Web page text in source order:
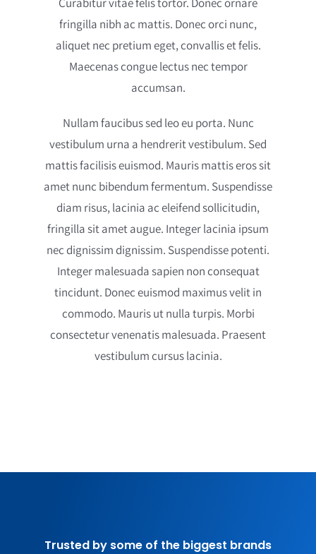
fringilla nibh ac mattis. Donec orci nunc,
aliquet nec pretium eget, convallis et felis.
Maecenas congue lectus nec tempor
accumsan.
Nullam faucibus sed leo eu porta. Nunc
vestibulum urna a hendrerit vestibulum. Sed
mattis facilisis euismod. Mauris mattis eros sit
amet nunc bibendum fermentum. Suspendisse
diam risus, lacinia ac eleifend sollicitudin,
fringilla sit amet augue. Integer lacinia ipsum
nec dignissim dignissim. Suspendisse potenti.
Integer malesuada sapien non consequat
tincidunt. Donec euismod maximus velit in
commodo. Mauris ut nulla turpis. Morbi
consectetur venenatis malesuada. Praesent
vestibulum cursus lacinia.
Trusted by some of the biggest brands